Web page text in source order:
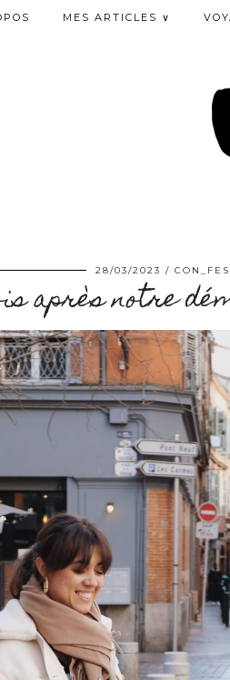
MES ARTICLES ∨
28/03/2023
après notre